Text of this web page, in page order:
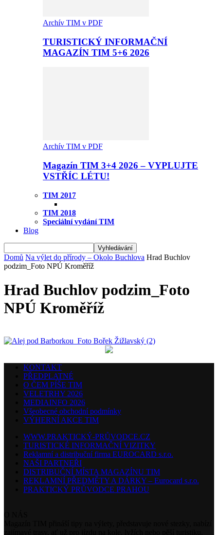
Archív TIM v PDF
TURISTICKÝ INFORMAČNÍ
MAGAZÍN TIM 5+6 2026
Archív TIM v PDF
Magazín TIM 3+4 2026 – VYPLUJTE
VSTŘÍC LÉTU!
TIM 2017
TIM 2018
Speciální vydání TIM
Blog
Domů Na výlet do přírody – Okolo Buchlova Hrad Buchlov
podzim_Foto NPÚ Kroměříž
Hrad Buchlov podzim_Foto
NPÚ Kroměříž
KONTAKT
PŘEDPLATNÉ
O ČEM PÍŠE TIM
VELETRHY 2026
MEDIAINFO 2026
Všeobecné obchodní podmínky
VÝHERNÍ AKCE TIM
WWW.PRAKTICKÝ-PRŮVODCE.CZ
TURISTICKÉ INFORMAČNÍ VIZITKY
Reklamní a distribuční firma EUROCARD s.r.o.
NAŠI PARTNEŘI
DISTRIBUČNÍ MÍSTA MAGAZÍNU TIM
REKLAMNÍ PŘEDMĚTY A DÁRKY – Eurocard s.r.o.
PRAKTICKÝ PRŮVODCE PRAHOU